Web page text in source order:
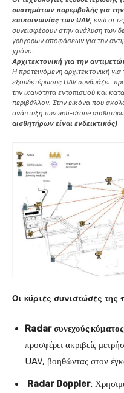
συστημάτων παρεμβολής για
επικοινωνίας των UAV, ενώ οι
συνεισφέρουν στην ανάλυση των
γρήγορων αποφάσεων για την
χρόνο.
Αρχιτεκτονική για την
Η προτεινόμενη αρχιτεκτονική
εξουδετέρωσης UAV συνδυάζει
την ικανότητα εντοπισμού και
περιβάλλον. Στην εικόνα που
ανάπτυξη των anti-drone
αισθητήρων είναι ενδεικτικός)
Οι κύριες συνιστώσες
Radar συνεχούς
προσφέρει ακριβείς
UAV, βοηθώντας στον
Radar Doppler: